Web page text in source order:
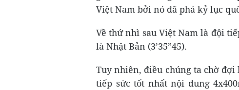
Việt Nam bởi nó đã phá kỷ lục
Về thứ nhì sau Việt Nam là đội
là Nhật Bản (3’35”45).
Tuy nhiên, điều chúng ta chờ
tiếp sức tốt nhất nội dung